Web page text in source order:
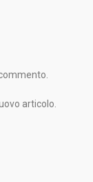
articolo.